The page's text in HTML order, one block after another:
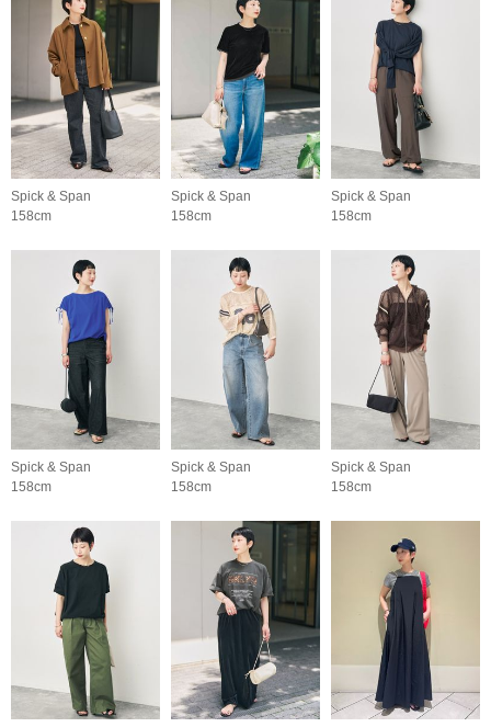
Spick & Span
158cm
Spick & Span
158cm
Spick & Span
158cm
Spick & Span
158cm
Spick & Span
158cm
Spick & Span
158cm